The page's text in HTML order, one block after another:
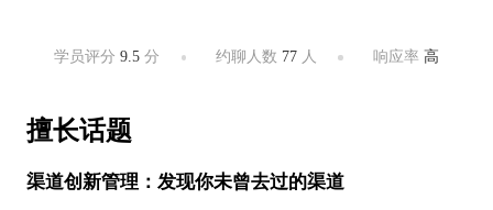
学员评分9.5 分 约聊人数 77人 响应率 高
擅长话题
渠道创新管理：发现你未曾去过的渠道